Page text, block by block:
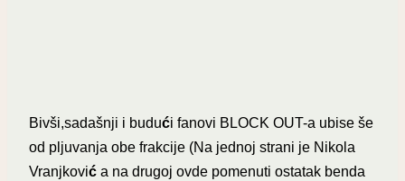
Bivši,sadašnji i budući fanovi BLOCK OUT-a ubise še
od pljuvanja obe frakcije (Na jednoj strani je Nikola
Vranjković a na drugoj ovde pomenuti ostatak benda